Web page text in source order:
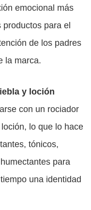
emocional más
para el
de los padres
la marca.
y loción
con un rociador
lo que lo hace
tónicos,
para
una identidad